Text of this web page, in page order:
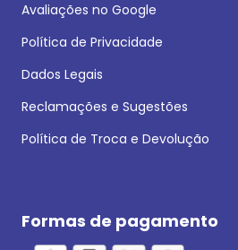
Avaliações no Google
Política de Privacidade
Dados Legais
Reclamações e Sugestões
Política de Troca e Devolução
Formas de pagamento